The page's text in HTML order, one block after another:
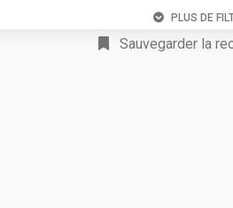
PLUS DE
Sauvegarder la